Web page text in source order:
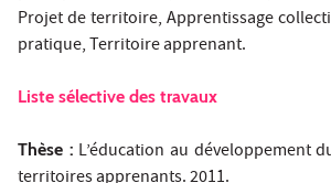
Projet de territoire, Apprentissage
pratique, Territoire apprenant.
Liste sélective des travaux
Thèse : L’éducation au développement